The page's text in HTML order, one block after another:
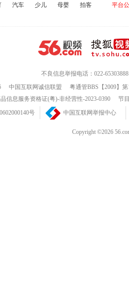
汽车 少儿 母婴 拍客
平台
不良信息举报电话：022-65303888
中国互联网诚信联盟
粤通管BBS【2009】
信息服务资格证(粤)-非经营性-2023-0390
节
号
中国互联网举报中心
Copyright ©2026